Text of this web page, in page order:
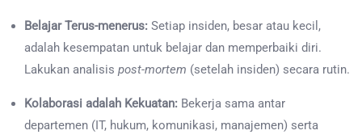
Belajar Terus-menerus: Setiap insiden, besar atau kecil,
adalah kesempatan untuk belajar dan memperbaiki diri.
Lakukan analisis post-mortem (setelah insiden) secara rutin.
Kolaborasi adalah Kekuatan: Bekerja sama antar
departemen (IT, hukum, komunikasi, manajemen) serta